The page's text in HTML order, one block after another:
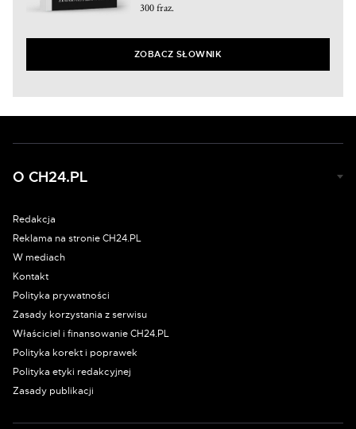
300 fraz.
ZOBACZ SŁOWNIK
O CH24.PL
Redakcja
Reklama na stronie CH24.PL
W mediach
Kontakt
Polityka prywatności
Zasady korzystania z serwisu
Właściciel i finansowanie CH24.PL
Polityka korekt i poprawek
Polityka etyki redakcyjnej
Zasady publikacji